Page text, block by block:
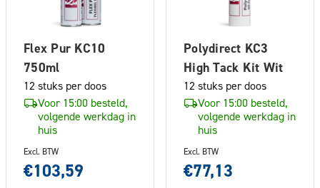
Flex Pur KC10
750ml
12 stuks per doos
Voor 15:00 besteld,
volgende werkdag in
huis
Excl. BTW
€103,59
Polydirect KC3
High Tack Kit Wit
12 stuks per doos
Voor 15:00 besteld,
volgende werkdag in
huis
Excl. BTW
€77,13